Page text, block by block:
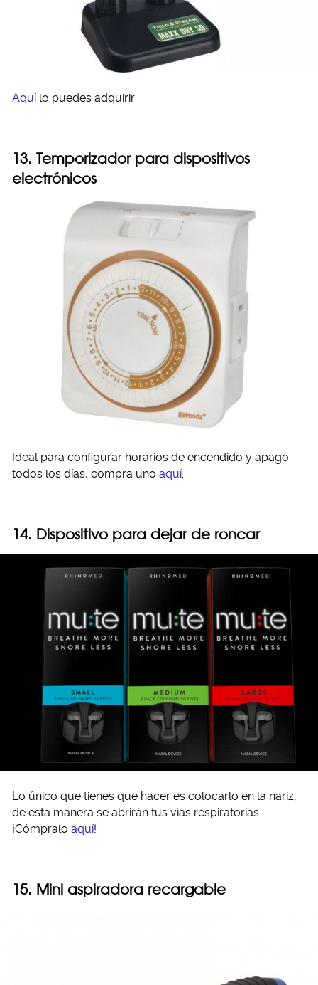
Aquí lo puedes adquirir
13. Temporizador para dispositivos
electrónicos
Ideal para configurar horarios de encendido y apago
todos los días, compra uno aquí.
14. Dispositivo para dejar de roncar
Lo único que tienes que hacer es colocarlo en la nariz,
de esta manera se abrirán tus vías respiratorias.
¡Cómpralo aquí!
15. Mini aspiradora recargable